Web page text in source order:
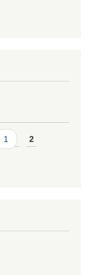
1 2